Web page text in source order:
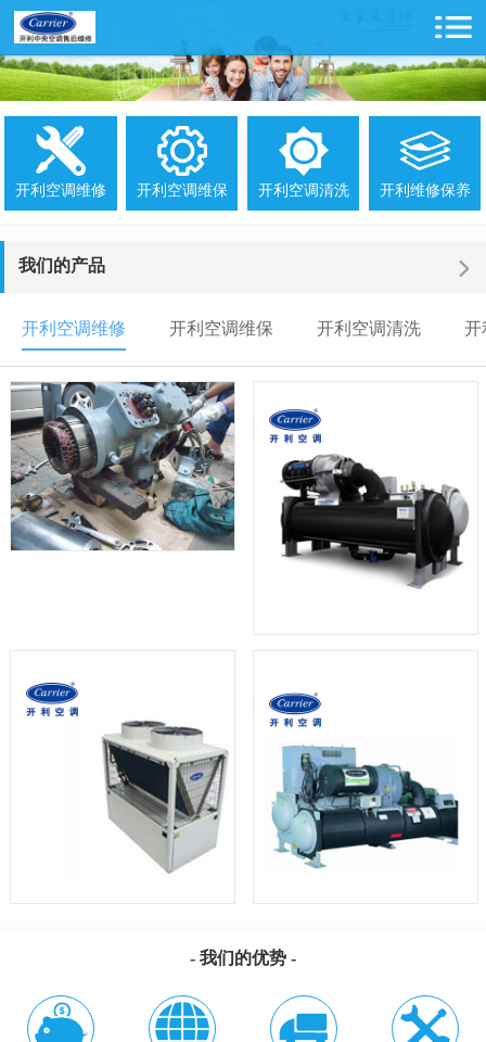
开利空调维修 开利空调维保 开利空调清洗 开利维修保养
我们的产品
开利空调维修 开利空调维保 开利空调清洗 开
- 我们的优势 -